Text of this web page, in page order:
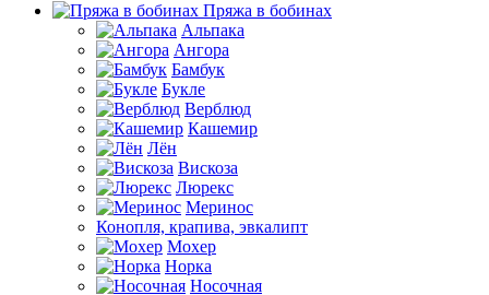
Пряжа в бобинах
Альпака
Ангора
Бамбук
Букле
Верблюд
Кашемир
Лён
Вискоза
Люрекс
Меринос
Конопля, крапива, эвкалипт
Мохер
Норка
Носочная